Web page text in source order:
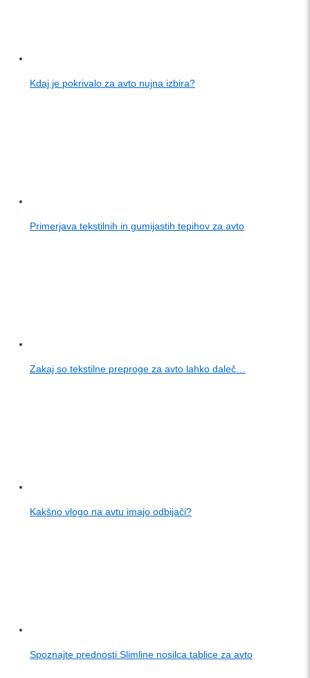
Kdaj je pokrivalo za avto nujna izbira?
Primerjava tekstilnih in gumijastih tepihov za avto
Zakaj so tekstilne preproge za avto lahko daleč…
Kakšno vlogo na avtu imajo odbijači?
Spoznajte prednosti Slimline nosilca tablice za avto